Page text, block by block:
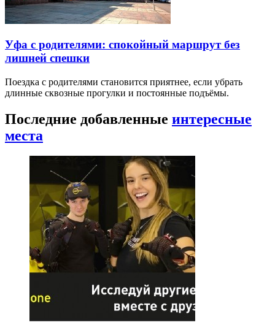
Уфа с родителями: спокойный маршрут без
лишней спешки
Поездка с родителями становится приятнее, если убрать
длинные сквозные прогулки и постоянные подъёмы.
Последние добавленные интересные
места